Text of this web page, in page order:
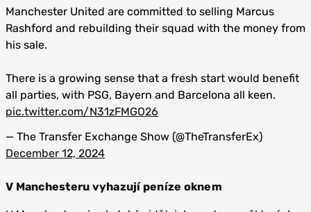
Manchester United are committed to selling Marcus
Rashford and rebuilding their squad with the money from
his sale.
There is a growing sense that a fresh start would benefit
all parties, with PSG, Bayern and Barcelona all keen.
pic.twitter.com/N31zFMGO26
— The Transfer Exchange Show (@TheTransferEx)
December 12, 2024
V Manchesteru vyhazují peníze oknem